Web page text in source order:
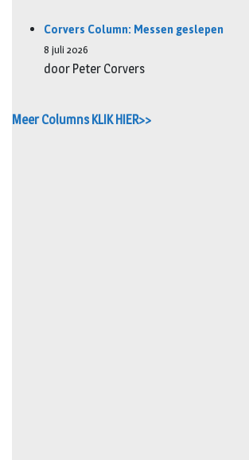
Corvers Column: Messen geslepen
8 juli 2026
door Peter Corvers
Meer Columns KLIK HIER>>